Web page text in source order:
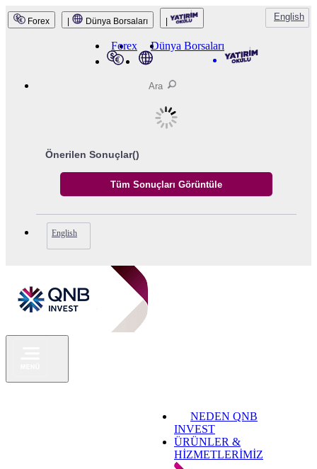
Forex Dünya Borsaları English
Forex Dünya Borsaları
Önerilen Sonuçlar()
English
NEDEN QNB
INVEST
ÜRÜNLER &
HİZMETLERİMİZ